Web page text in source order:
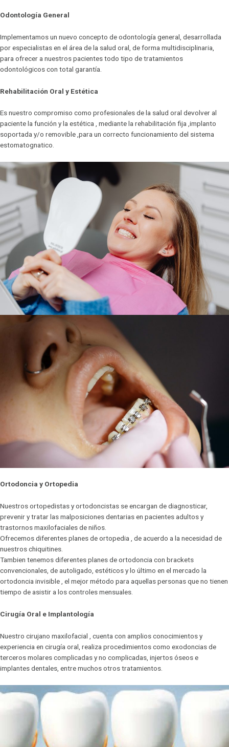
Odontología General
Implementamos un nuevo concepto de odontología general, desarrollada
por especialistas en el área de la salud oral, de forma multidisciplinaria,
para ofrecer a nuestros pacientes todo tipo de tratamientos
odontológicos con total garantía.
Rehabilitación Oral y Estética
Es nuestro compromiso como profesionales de la salud oral devolver al
paciente la función y la estética , mediante la rehabilitación fija ,implanto
soportada y/o removible ,para un correcto funcionamiento del sistema
estomatognatico.
Ortodoncia y Ortopedia
Nuestros ortopedistas y ortodoncistas se encargan de diagnosticar,
prevenir y tratar las malposiciones dentarias en pacientes adultos y
trastornos maxilofaciales de niños.
Ofrecemos diferentes planes de ortopedia , de acuerdo a la necesidad de
nuestros chiquitines.
Tambien tenemos diferentes planes de ortodoncia con brackets
convencionales, de autoligado, estéticos y lo último en el mercado la
ortodoncia invisible , el mejor método para aquellas personas que no tienen
tiempo de asistir a los controles mensuales.
Cirugía Oral e Implantología
Nuestro cirujano maxilofacial , cuenta con amplios conocimientos y
experiencia en cirugía oral, realiza procedimientos como exodoncias de
terceros molares complicadas y no complicadas, injertos óseos e
implantes dentales, entre muchos otros tratamientos.